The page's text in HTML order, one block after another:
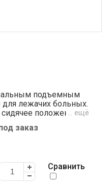
подъемным
лежачих больных.
положение,
и застойных
… ещё
заказ
Сравнить